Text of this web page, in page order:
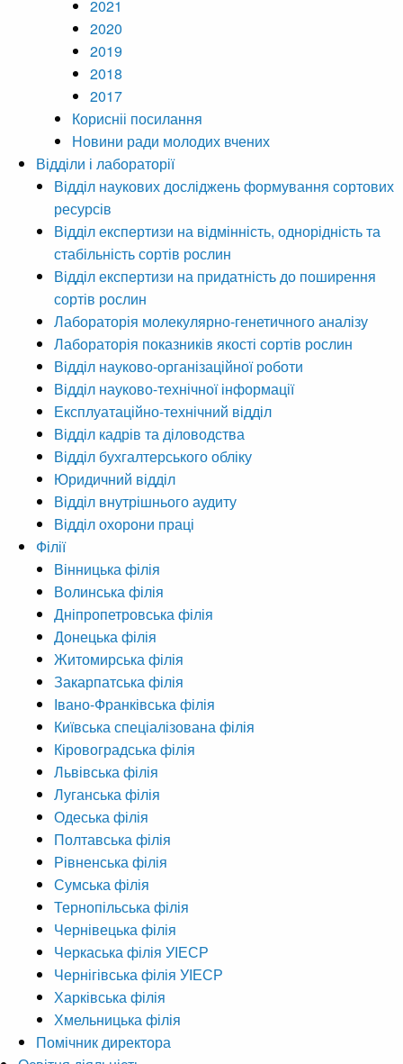
2021
2020
2019
2018
2017
Корисніі посилання
Новини ради молодих вчених
Відділи і лабораторії
Відділ наукових досліджень формування сортових
ресурсів
Відділ експертизи на відмінність, однорідність та
стабільність сортів рослин
Відділ експертизи на придатність до поширення
сортів рослин
Лабораторія молекулярно-генетичного аналізу
Лабораторія показників якості сортів рослин
Відділ науково-організаційної роботи
Відділ науково-технічної інформації
Експлуатаційно-технічний відділ
Відділ кадрів та діловодства
Відділ бухгалтерського обліку
Юридичний відділ
Відділ внутрішнього аудиту
Відділ охорони праці
Філії
Вінницька філія
Волинська філія
Дніпропетровська філія
Донецька філія
Житомирська філія
Закарпатська філія
Івано-Франківська філія
Київська спеціалізована філія
Кіровоградська філія
Львівська філія
Луганська філія
Одеська філія
Полтавська філія
Рівненська філія
Сумська філія
Тернопільська філія
Чернівецька філія
Черкаська філія УІЕСР
Чернігівська філія УІЕСР
Харківська філія
Хмельницька філія
Помічник директора